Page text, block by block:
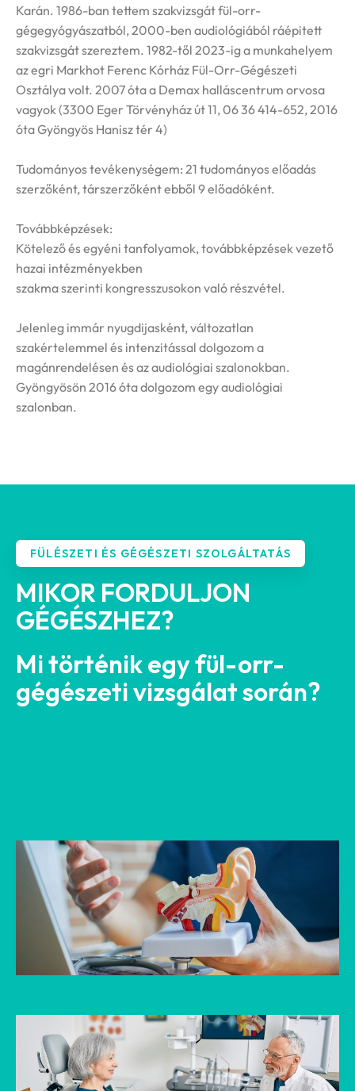
Karán. 1986-ban tettem szakvizsgát fül-orr-
gégegyógyászatból, 2000-ben audiológiából ráépitett
szakvizsgát szereztem. 1982-től 2023-ig a munkahelyem
az egri Markhot Ferenc Kórház Fül-Orr-Gégészeti
Osztálya volt. 2007 óta a Demax halláscentrum orvosa
vagyok (3300 Eger Törvényház út 11, 06 36 414-652, 2016
óta Gyöngyös Hanisz tér 4)
Tudományos tevékenységem: 21 tudományos előadás
szerzőként, társzerzőként ebből 9 előadóként.
Továbbképzések:
Kötelező és egyéni tanfolyamok, továbbképzések vezető
hazai intézményekben
szakma szerinti kongresszusokon való részvétel.
Jelenleg immár nyugdijasként, változatlan
szakértelemmel és intenzitással dolgozom a
magánrendelésen és az audiológiai szalonokban.
Gyöngyösön 2016 óta dolgozom egy audiológiai
szalonban.
FÜLÉSZETI ÉS GÉGÉSZETI SZOLGÁLTATÁS
MIKOR FORDULJON
GÉGÉSZHEZ?
Mi történik egy fül-orr-
gégészeti vizsgálat során?